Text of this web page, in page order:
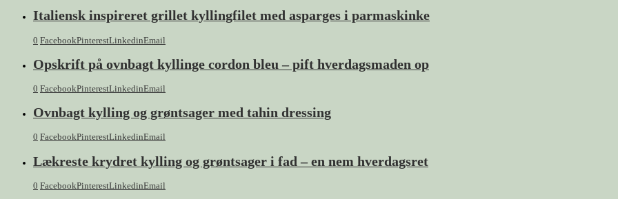
Italiensk inspireret grillet kyllingfilet med asparges i parmaskinke
0 FacebookPinterestLinkedinEmail
Opskrift på ovnbagt kyllinge cordon bleu – pift hverdagsmaden op
0 FacebookPinterestLinkedinEmail
Ovnbagt kylling og grøntsager med tahin dressing
0 FacebookPinterestLinkedinEmail
Lækreste krydret kylling og grøntsager i fad – en nem hverdagsret
0 FacebookPinterestLinkedinEmail